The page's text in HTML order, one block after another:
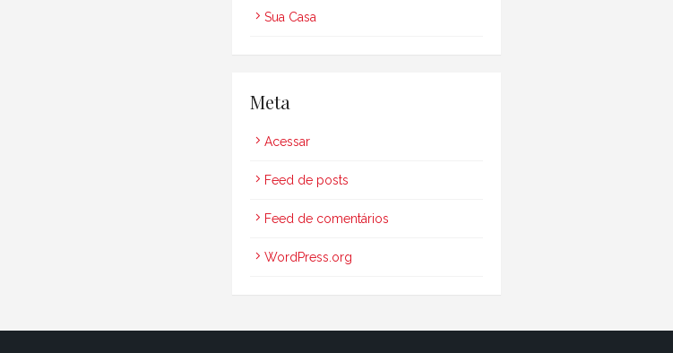
Sua Casa
Meta
Acessar
Feed de posts
Feed de comentários
WordPress.org